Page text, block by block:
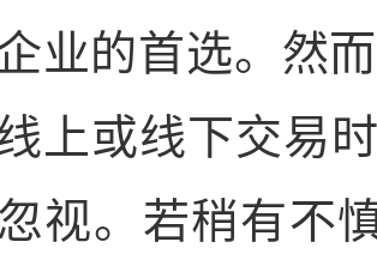
业的首选。然
上或线下交易
视。若稍有不